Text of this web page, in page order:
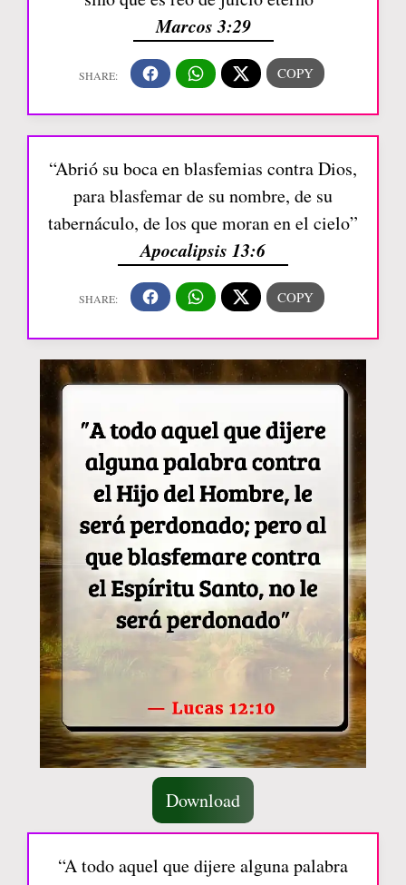
Marcos 3:29
“Abrió su boca en blasfemias contra Dios,
para blasfemar de su nombre, de su
tabernáculo, de los que moran en el cielo”
Apocalipsis 13:6
Download
“A todo aquel que dijere alguna palabra